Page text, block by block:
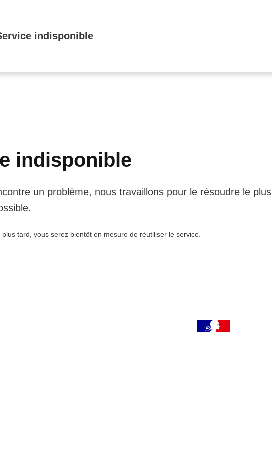
indisponible
indisponible
un problème, nous travaillons pour le résoudre le plus
tard, vous serez bientôt en mesure de réutiliser le service.